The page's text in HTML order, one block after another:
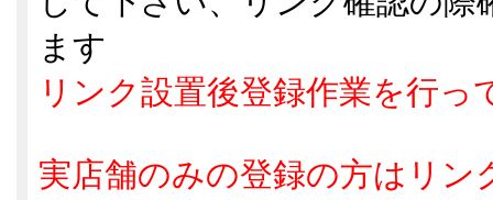
ます
リンク設置後登録作業を行っ
実店舗のみの登録の方はリ